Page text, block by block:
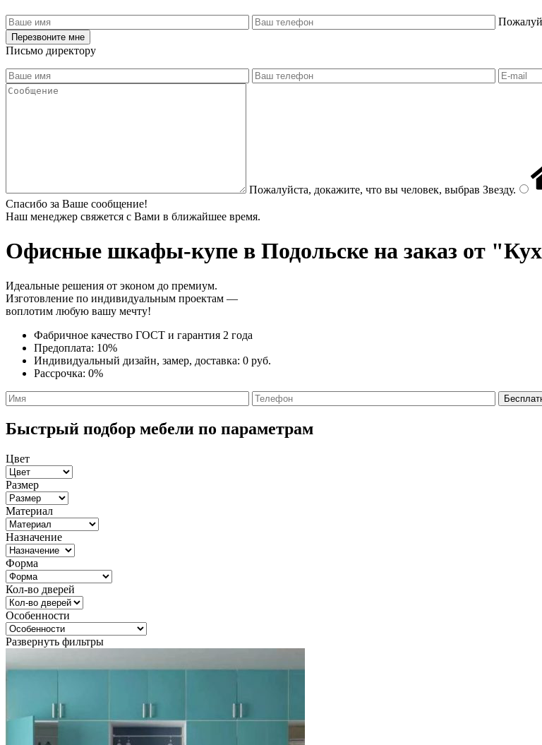
Письмо директору
Пожалуйста, докажите, что вы человек, выбрав Звезду.
Спасибо за Ваше сообщение!
Наш менеджер свяжется с Вами в ближайшее время.
Офисные шкафы-купе в Подольске на заказ от
Идеальные решения от эконом до премиум.
Изготовление по индивидуальным проектам —
воплотим любую вашу мечту!
Фабричное качество ГОСТ и гарантия 2 года
Предоплата: 10%
Индивидуальный дизайн, замер, доставка: 0 руб.
Рассрочка: 0%
Быстрый подбор мебели по параметрам
Цвет
Размер
Материал
Назначение
Форма
Кол-во дверей
Особенности
Развернуть фильтры